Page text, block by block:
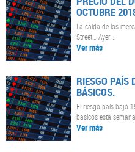
OCTUBRE
La caída de los
Street… Ayer ..
Ver más
RIESGO PAÍS
BÁSICOS.
El riesgo país bajó
básicos esta
Ver más